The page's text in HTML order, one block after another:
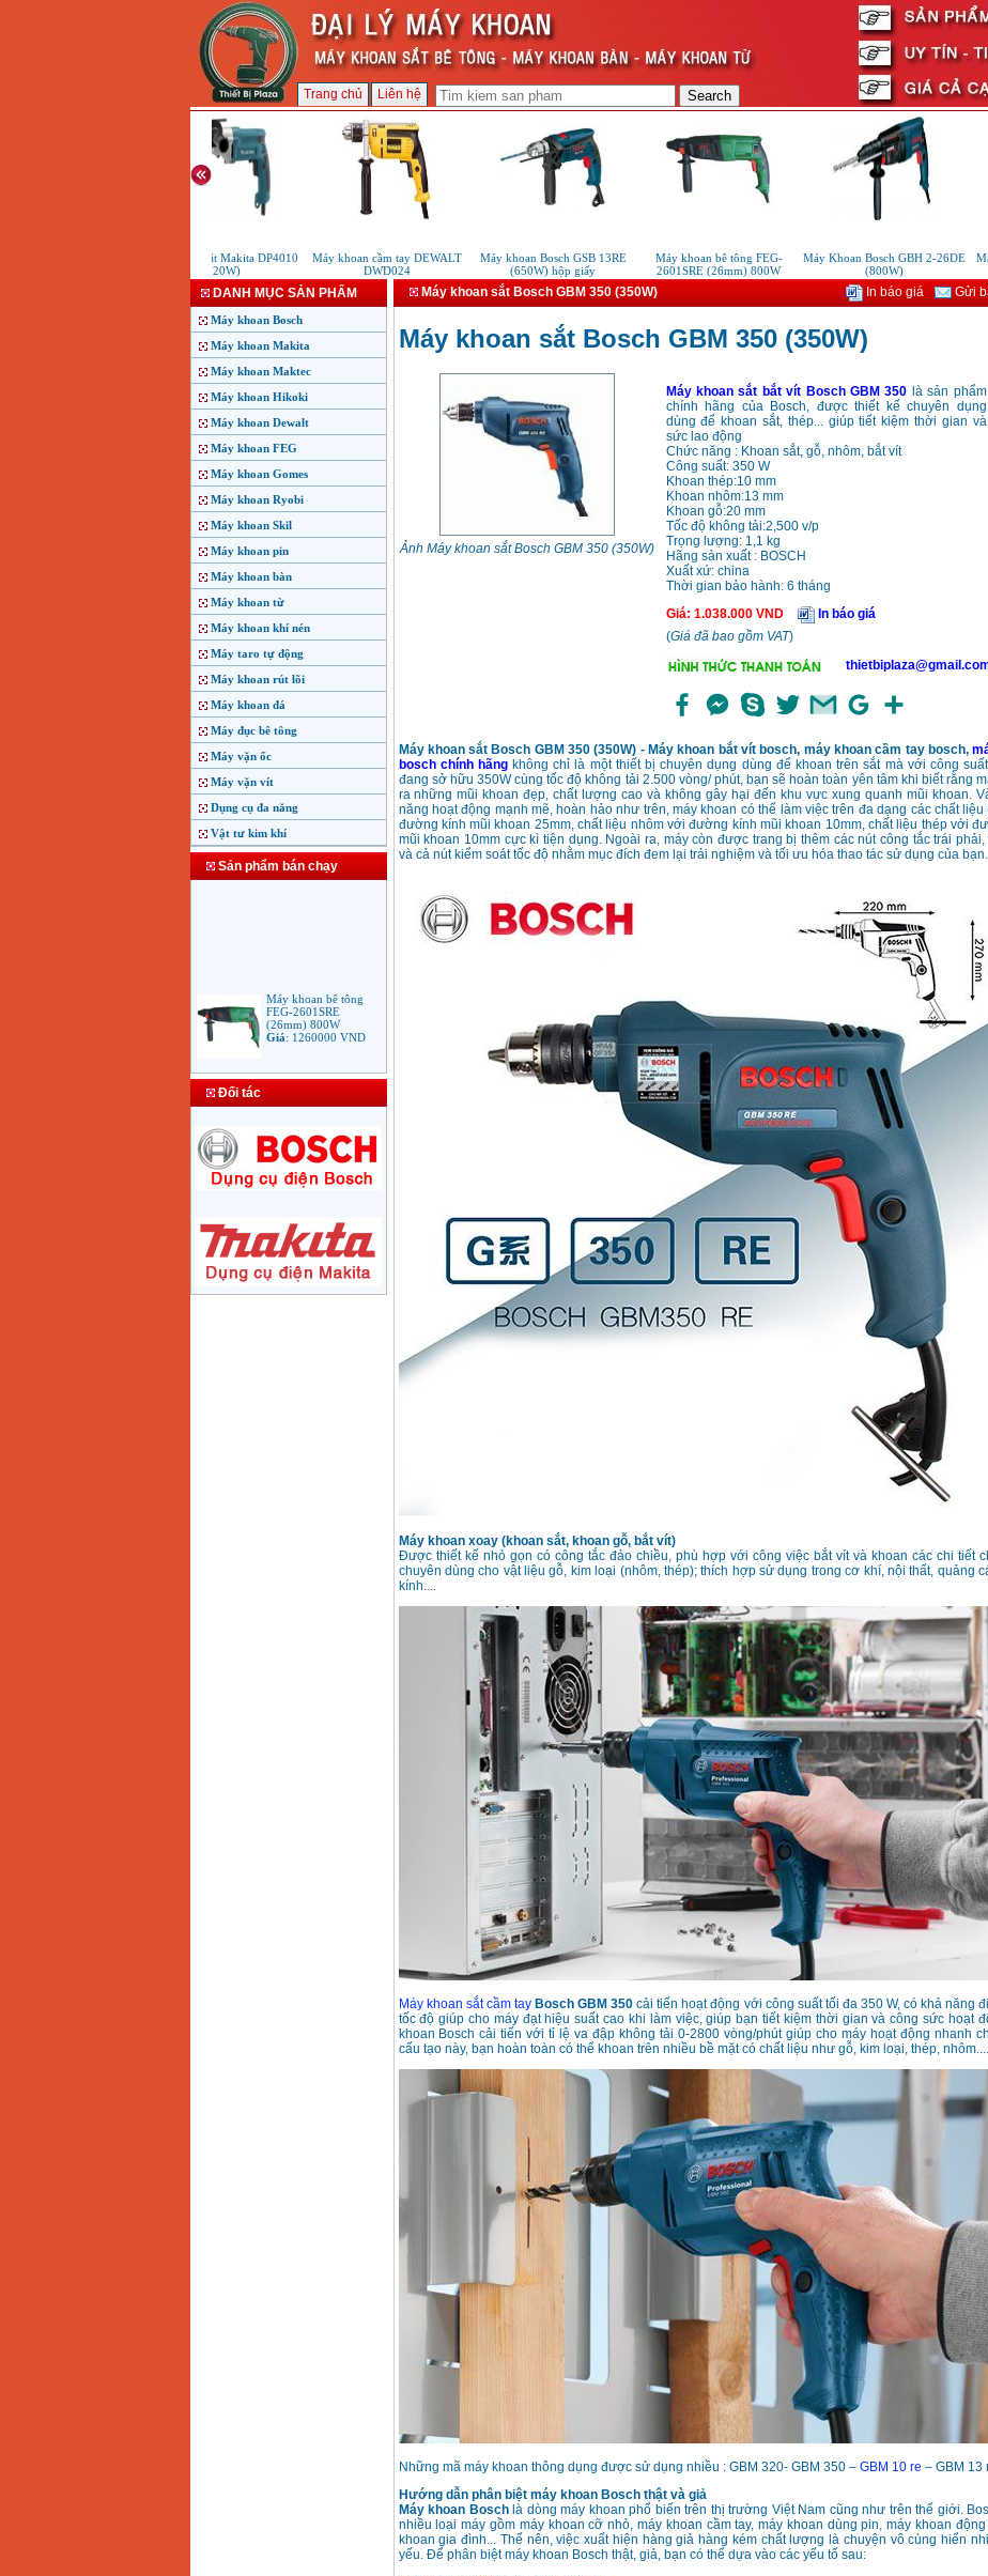
Trang chủ Liên hệ
Máy khoan sắt Makita DP4010
(720W)
Máy khoan cầm tay DEWALT
DWD024
Máy khoan Bosch GSB 13RE
(650W) hộp giấy
Máy khoan bê tông FEG-
2601SRE (26mm) 800W
Máy Khoan Bosch GBH 2-26DE
(800W)
DANH MỤC SẢN PHẨM
Máy khoan Bosch
Máy khoan Makita
Máy khoan Maktec
Máy khoan Hikoki
Máy khoan Dewalt
Máy khoan FEG
Máy khoan Gomes
Máy khoan Ryobi
Máy khoan Skil
Máy khoan pin
Máy khoan bàn
Máy khoan từ
Máy khoan khí nén
Máy taro tự động
Máy khoan rút lõi
Máy khoan đá
Máy đục bê tông
Máy vặn ốc
Máy vặn vít
Dụng cụ đa năng
Vật tư kim khí
Sản phẩm bán chạy
FEG-2601SRE
(26mm) 800W
Giá:1260000VND
Bảng giá mũi khoan
Giá:330000VND
GSB 16RE (750W)
Bộ máy khoan Bosch
GSB 13RE hộp nhựa
100 chi tiết
Giá:1977000VND
Đối tác
Máy khoan sắt Bosch GBM 350 (350W) In báo giá Gửi
Máy khoan sắt Bosch GBM 350 (350W)
Ảnh Máy khoan sắt Bosch GBM 350 (350W)
Máy khoan sắt bắt vít Bosch GBM 350 là sản phẩm
chính hãng của Bosch, được thiết kế chuyên dụng
dùng để khoan sắt, thép... giúp tiết kiệm thời gian và
sức lao động
Chức năng : Khoan sắt, gỗ, nhôm, bắt vít
Công suất: 350 W
Khoan thép:10 mm
Khoan nhôm:13 mm
Khoan gỗ:20 mm
Tốc độ không tải:2,500 v/p
Trọng lượng: 1,1 kg
Hãng sản xuất : BOSCH
Xuất xứ: china
Thời gian bảo hành: 6 tháng
Giá: 1.038.000VND
In báo giá
(Giá đã bao gồm VAT)
Máy khoan sắt Bosch GBM 350 (350W) - Máy khoan bắt vít bosch, máy khoan cầm tay bosch,
bosch chính hãng không chỉ là một thiết bị chuyên dụng dùng để khoan trên sắt mà với công
đang sở hữu 350W cùng tốc độ không tải 2.500 vòng/ phút, bạn sẽ hoàn toàn yên tâm khi biết rằng
ra những mũi khoan đẹp, chất lượng cao và không gây hại đến khu vực xung quanh mũi khoan.
năng hoạt động mạnh mẽ, hoàn hảo như trên, máy khoan có thể làm việc trên đa dạng các chất liệu
đường kính mũi khoan 25mm, chất liệu nhôm với đường kính mũi khoan 10mm, chất liệu thép với
mũi khoan 10mm cực kì tiện dụng. Ngoài ra, máy còn được trang bị thêm các nút công tắc trái
và cả nút kiểm soát tốc độ nhằm mục đích đem lại trải nghiệm và tối ưu hóa thao tác sử dụng của bạn.
Máy khoan xoay (khoan sắt, khoan gỗ, bắt vít)
Được thiết kế nhỏ gọn có công tắc đảo chiều, phù hợp với công việc bắt vít và khoan các chi tiết
chuyên dùng cho vật liệu gỗ, kim loại (nhôm, thép); thích hợp sử dụng trong cơ khí, nội thất, quảng
kính....
Máy khoan sắt cầm tay Bosch GBM 350 cải tiến hoạt động với công suất tối đa 350 W, có khả năng
tốc độ giúp cho máy đạt hiệu suất cao khi làm việc, giúp bạn tiết kiệm thời gian và công sức hoạt
khoan Bosch cải tiến với tỉ lệ va đập không tải 0-2800 vòng/phút giúp cho máy hoạt động nhanh
cấu tạo này, bạn hoàn toàn có thể khoan trên nhiều bề mặt có chất liệu như gỗ, kim loại, thép,
Những mã máy khoan thông dụng được sử dụng nhiều : GBM 320- GBM 350 – GBM 10 re – GBM 13
Hướng dẫn phân biệt máy khoan Bosch thật và giả
Máy khoan Boschlà dòng máy khoan phổ biến trên thị trường Việt Nam cũng như trên thế giới.
nhiều loại máy gồm máy khoan cỡ nhỏ, máy khoan cầm tay, máy khoan dùng pin, máy khoan
khoan gia đình... Thế nên, việc xuất hiện hàng giả hàng kém chất lượng là chuyện vô cùng hiển
yếu. Để phân biệt máy khoan Bosch thật, giả, bạn có thể dựa vào các yếu tố sau: